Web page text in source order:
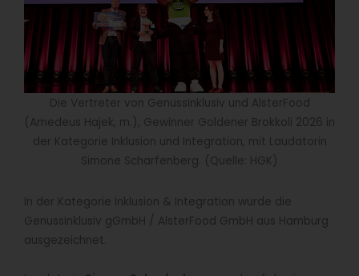
Die Vertreter von GenussInklusiv und AlsterFood
(Amedeus Hajek, m.), Gewinner Goldener Brokkoli 2026 in
der Kategorie Inklusion und Integration, mit Laudatorin
Simone Scharfenberg. (Quelle: HGK)
In der Kategorie Inklusion & Integration wurde die
GenussInklusiv gGmbH / AlsterFood GmbH aus Hamburg
ausgezeichnet.